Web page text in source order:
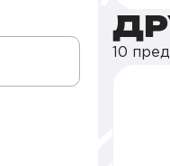
10